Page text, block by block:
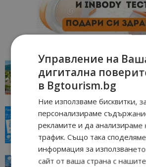
“Пощенска картичка
отвъд очакваното
Петрич 11/07/2026 11:22
“Пощенска картичка от…”:
всички времена
23/06/2026 10:00
“Пощенска картичка от…”:
Управление на
дигитална
в Bgtourism.bg
Ние използваме бисквитки,
персонализираме
рекламите и да
трафик. Също така споделяме
информация за
сайт от ваша страна с нашите